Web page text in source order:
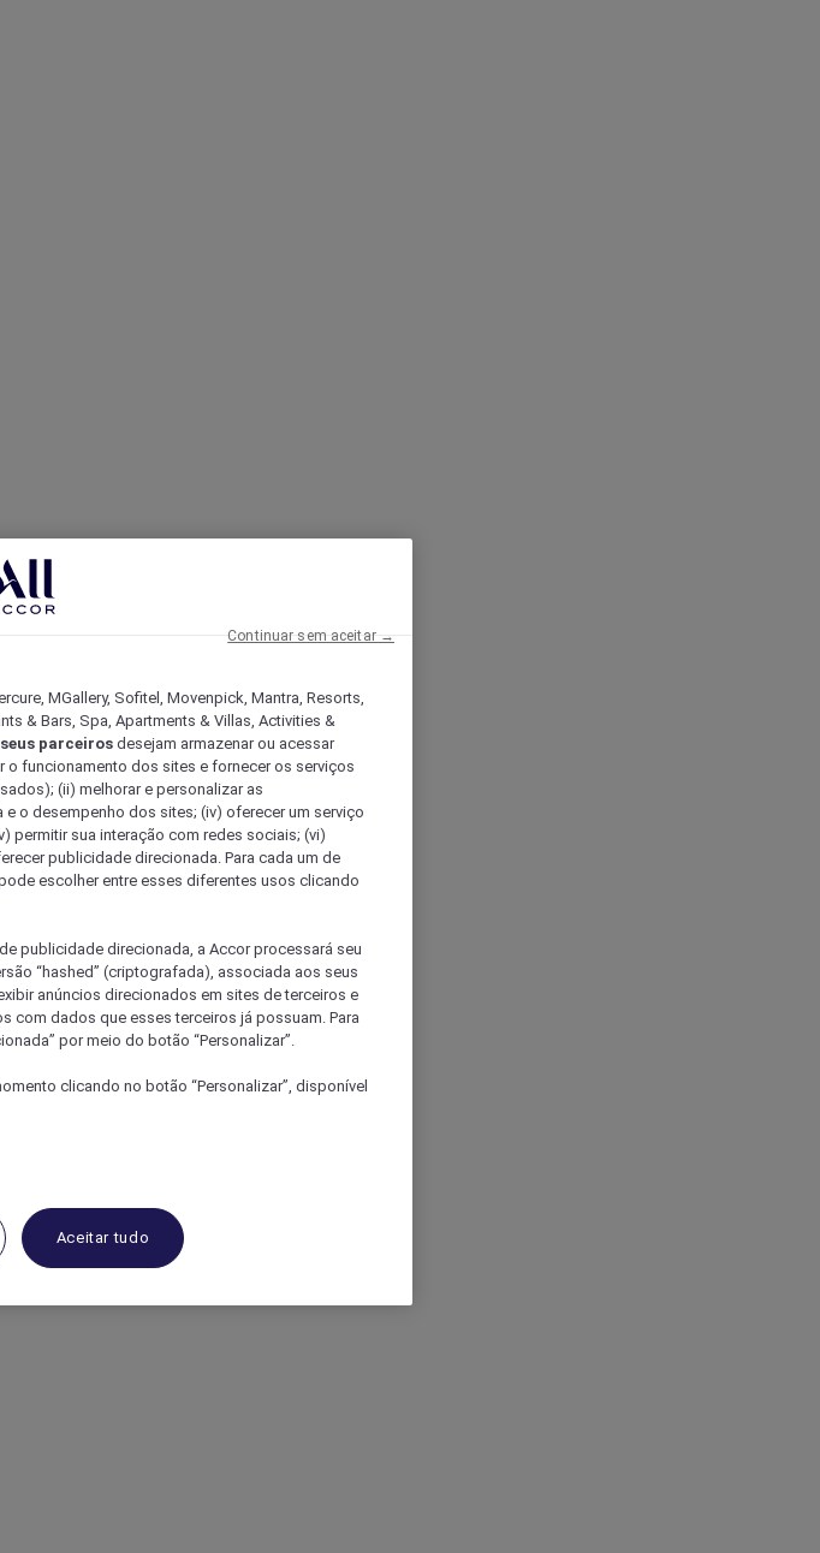
MGallery, Sofitel, Movenpick, Mantra, Resorts,
& Bars, Spa, Apartments & Villas, Activities &
parceirosdesejam armazenar ou acessar
funcionamento dos sites e fornecer os serviços
(ii) melhorar e personalizar as
o desempenho dos sites; (iv) oferecer um serviço
permitir sua interação com redes sociais; (vi)
publicidade direcionada. Para cada um de
escolher entre esses diferentes usos clicando
publicidade direcionada, a Accor processará seu
“hashed” (criptografada), associada aos seus
anúncios direcionados em sites de terceiros e
com dados que esses terceiros já possuam. Para
por meio do botão “Personalizar”.
clicando no botão “Personalizar”, disponível
Aceitar tudo
Continuar sem aceitar →